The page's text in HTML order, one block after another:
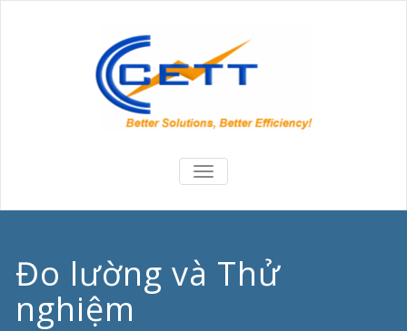
TOGGLE
NAVIGATION
Đo lường và Thử
nghiệm